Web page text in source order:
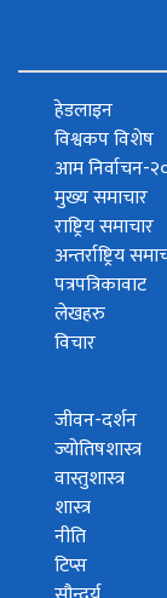
हेडलाइन
विश्वकप विशेष
आम निर्वाचन-
मुख्य समाचार
राष्ट्रिय समाचार
अन्तर्राष्ट्रिय
पत्रपत्रिकावाट
लेखहरु
विचार
जीवन-दर्शन
ज्योतिषशास्त्र
वास्तुशास्त्र
शास्त्र
नीति
टिप्स